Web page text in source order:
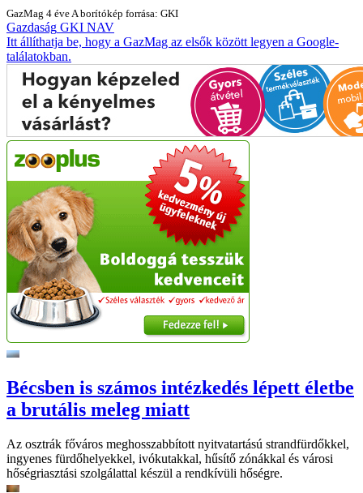
GazMag 4 éve A borítókép forrása: GKI
Gazdaság GKI NAV
Itt állíthatja be, hogy a GazMag az elsők között legyen a Google-
találatokban.
Bécsben is számos intézkedés lépett életbe
a brutális meleg miatt
Az osztrák főváros meghosszabbított nyitvatartású strandfürdőkkel,
ingyenes fürdőhelyekkel, ivókutakkal, hűsítő zónákkal és városi
hőségriasztási szolgálattal készül a rendkívüli hőségre.